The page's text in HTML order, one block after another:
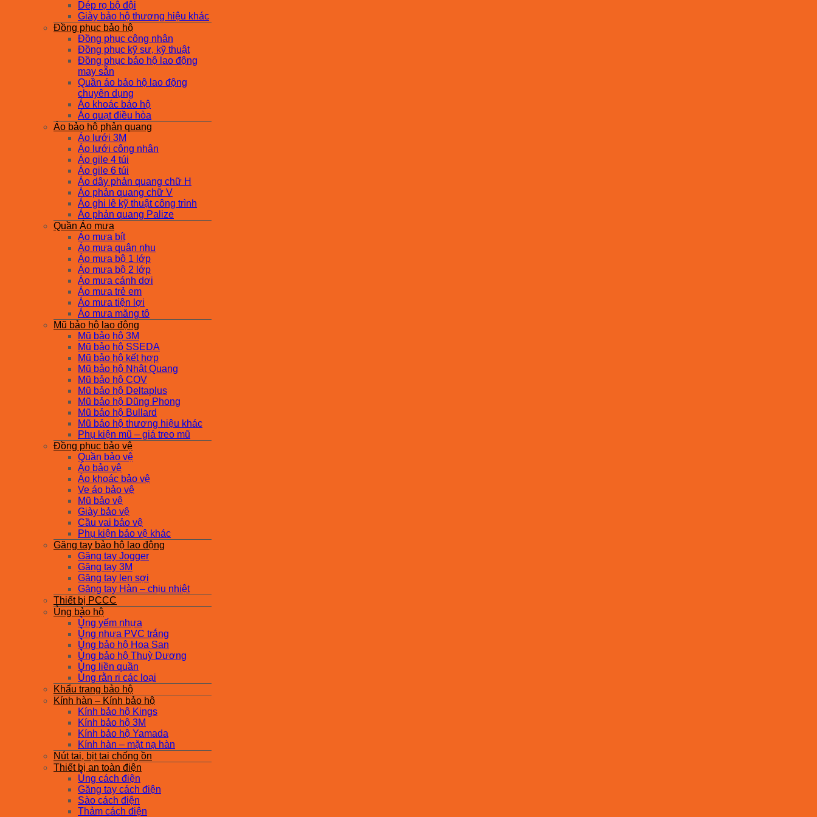
Dép rọ bộ đội
Giày bảo hộ thương hiệu khác
Đồng phục bảo hộ
Đồng phục công nhân
Đồng phục kỹ sư, kỹ thuật
Đồng phục bảo hộ lao động
may sẵn
Quần áo bảo hộ lao động
chuyên dụng
Áo khoác bảo hộ
Áo quạt điều hòa
Áo bảo hộ phản quang
Áo lưới 3M
Áo lưới công nhân
Áo gile 4 túi
Áo gile 6 túi
Áo dây phản quang chữ H
Áo phản quang chữ V
Áo ghi lê kỹ thuật công trình
Áo phản quang Palize
Quần Áo mưa
Áo mưa bít
Áo mưa quân nhu
Áo mưa bộ 1 lớp
Áo mưa bộ 2 lớp
Áo mưa cánh dơi
Áo mưa trẻ em
Áo mưa tiện lợi
Áo mưa măng tô
Mũ bảo hộ lao động
Mũ bảo hộ 3M
Mũ bảo hộ SSEDA
Mũ bảo hộ kết hợp
Mũ bảo hộ Nhật Quang
Mũ bảo hộ COV
Mũ bảo hộ Deltaplus
Mũ bảo hộ Dũng Phong
Mũ bảo hộ Bullard
Mũ bảo hộ thương hiệu khác
Phụ kiện mũ – giá treo mũ
Đồng phục bảo vệ
Quần bảo vệ
Áo bảo vệ
Áo khoác bảo vệ
Ve áo bảo vệ
Mũ bảo vệ
Giày bảo vệ
Cầu vai bảo vệ
Phụ kiện bảo vệ khác
Găng tay bảo hộ lao động
Găng tay Jogger
Găng tay 3M
Găng tay len sợi
Găng tay Hàn – chịu nhiệt
Thiết bị PCCC
Ủng bảo hộ
Ủng yếm nhựa
Ủng nhựa PVC trắng
Ủng bảo hộ Hoa San
Ủng bảo hộ Thuỳ Dương
Ủng liền quần
Ủng rằn ri các loại
Khẩu trang bảo hộ
Kính hàn – Kính bảo hộ
Kính bảo hộ Kings
Kính bảo hộ 3M
Kính bảo hộ Yamada
Kính hàn – mặt nạ hàn
Nút tai, bịt tai chống ồn
Thiết bị an toàn điện
Ủng cách điện
Găng tay cách điện
Sào cách điện
Thảm cách điện